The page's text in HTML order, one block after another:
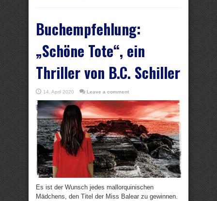
Buchempfehlung:
„Schöne Tote“, ein
Thriller von B.C. Schiller
14. April 2020 Leave a comment
Es ist der Wunsch jedes mallorquinischen
Mädchens, den Titel der Miss Balear zu gewinnen.